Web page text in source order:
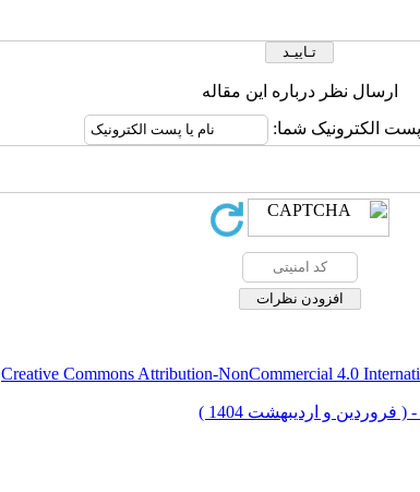
ارسال نظر درباره این مقاله
پست الکترونیک شما:
Creative Commons Attribution-NonCommercial 4.0